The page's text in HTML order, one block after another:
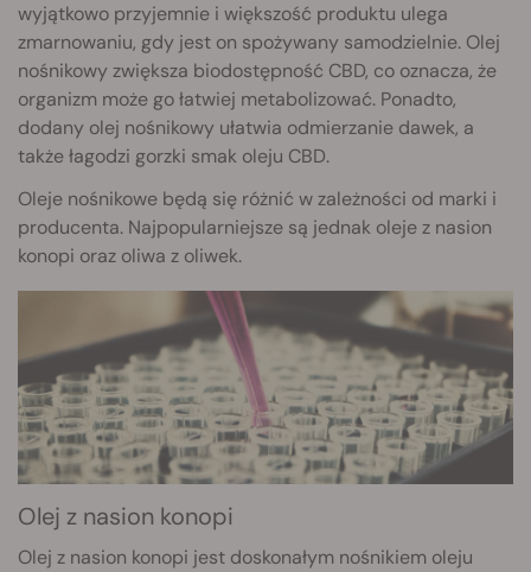
wyjątkowo przyjemnie i większość produktu ulega
zmarnowaniu, gdy jest on spożywany samodzielnie. Olej
nośnikowy zwiększa biodostępność CBD, co oznacza, że
organizm może go łatwiej metabolizować. Ponadto,
dodany olej nośnikowy ułatwia odmierzanie dawek, a
także łagodzi gorzki smak oleju CBD.
Oleje nośnikowe będą się różnić w zależności od marki i
producenta. Najpopularniejsze są jednak oleje z nasion
konopi oraz oliwa z oliwek.
Olej z nasion konopi
Olej z nasion konopi jest doskonałym nośnikiem oleju